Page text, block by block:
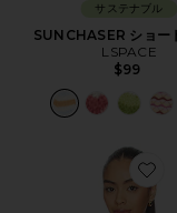
サステナブル
SUNCHASER ショー
LSPACE
$99